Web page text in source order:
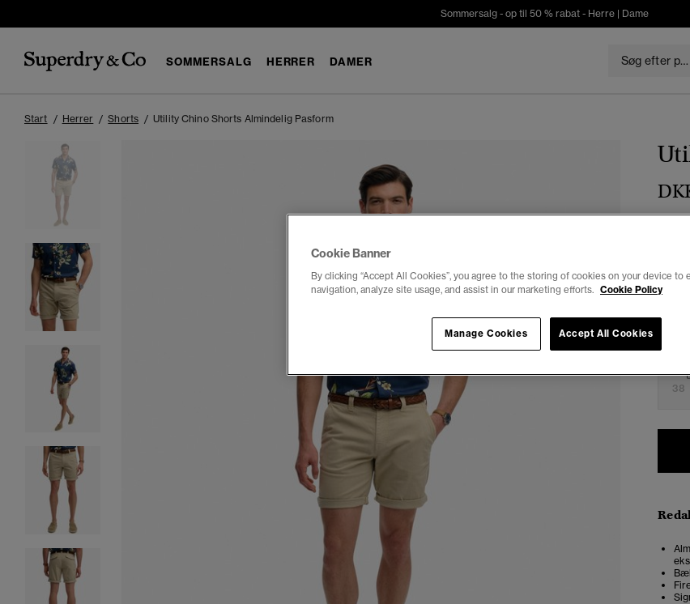
Sommersalg - op til 50 % rabat - Herre| Dame
SOMMERSALG HERRER DAMER
Start Herrer Shorts Utility Chino Shorts Almindelig Pasform
38
Cookie Banner
By clicking “Accept All Cookies”, you agree to the storing of cookies on your device to
navigation, analyze site usage, and assist in our marketing efforts. Cookie Policy
Accept All Cookies
Manage Cookies